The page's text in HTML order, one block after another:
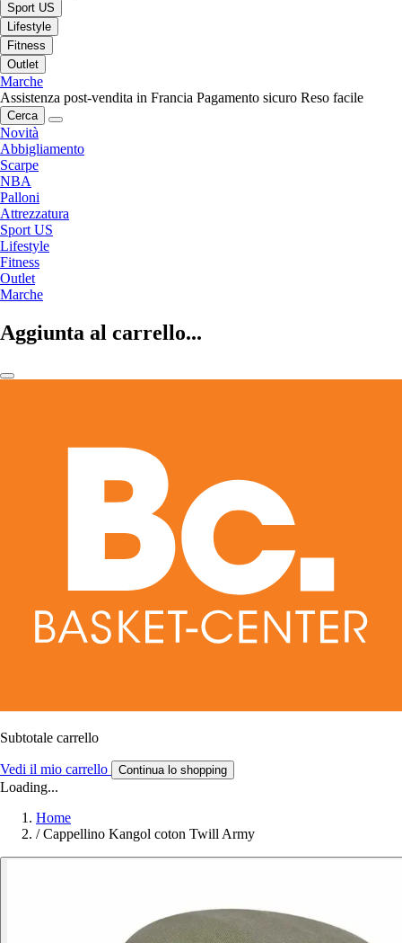
Sport US
Lifestyle
Fitness
Outlet
Marche
Assistenza post-vendita in Francia Pagamento sicuro Reso facile
Cerca
Novità
Abbigliamento
Scarpe
NBA
Palloni
Attrezzatura
Sport US
Lifestyle
Fitness
Outlet
Marche
Aggiunta al carrello...
Subtotale carrello
Vedi il mio carrello Continua lo shopping
Loading...
Home
/ Cappellino Kangol coton Twill Army